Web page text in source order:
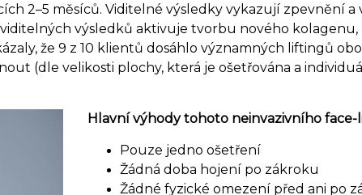
2–5 měsíců. Viditelné výsledky vykazují zpevnění
výsledků aktivuje tvorbu nového
že 9 z 10 klientů dosáhlo významných liftingů
(dle velikosti plochy, která je ošetřována a
Hlavní výhody tohoto neinvazivního face-
Pouze jedno ošetření
Žádná doba hojení po zákroku
Žádné fyzické omezení před ani po